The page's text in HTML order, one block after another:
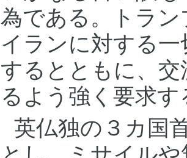
為である。トラ
イランに対する
するとともに、
るよう強く要求す
英仏独の３カ国